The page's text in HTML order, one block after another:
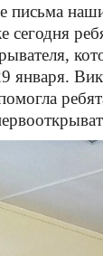
письма
сегодня
января.